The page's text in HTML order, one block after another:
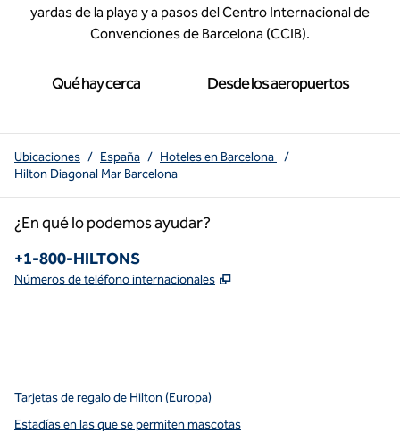
yardas de la playa y a pasos del Centro Internacional de
Convenciones de Barcelona (CCIB).
Qué hay cerca Desde los aeropuertos
Ubicaciones / España / Hoteles en Barcelona
/
Hilton Diagonal Mar Barcelona
¿En qué lo podemos ayudar?
Teléfono:
+1-800-HILTONS
Números de teléfono internacionales ,
Tarjetas de regalo de Hilton (Europa)
Estadías en las que se permiten mascotas